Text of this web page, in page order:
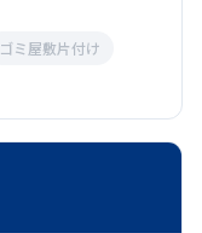
ゴミ屋敷片付け